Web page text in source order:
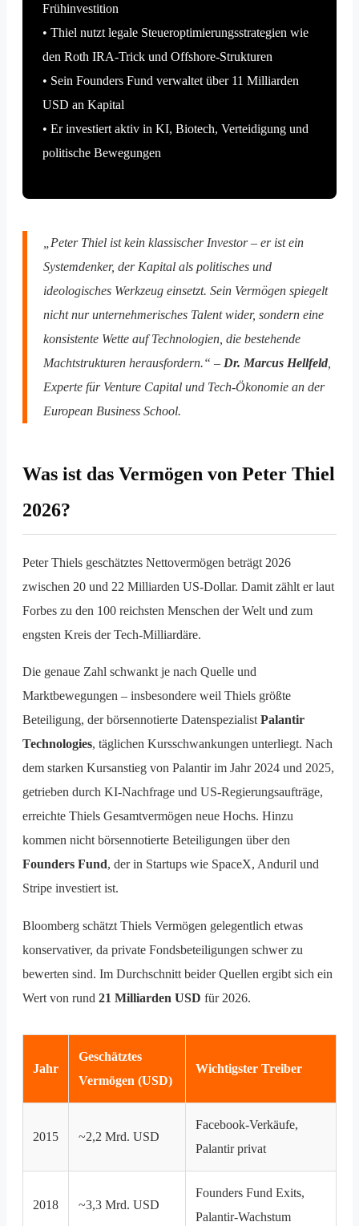
Frühinvestition
• Thiel nutzt legale Steueroptimierungsstrategien wie
den Roth IRA-Trick und Offshore-Strukturen
• Sein Founders Fund verwaltet über 11 Milliarden
USD an Kapital
• Er investiert aktiv in KI, Biotech, Verteidigung und
politische Bewegungen
„Peter Thiel ist kein klassischer Investor – er ist ein
Systemdenker, der Kapital als politisches und
ideologisches Werkzeug einsetzt. Sein Vermögen spiegelt
nicht nur unternehmerisches Talent wider, sondern eine
konsistente Wette auf Technologien, die bestehende
Machtstrukturen herausfordern.“ – Dr. Marcus Hellfeld
Experte für Venture Capital und Tech-Ökonomie an der
European Business School.
Was ist das Vermögen von Peter Thiel
2026?
Peter Thiels geschätztes Nettovermögen beträgt 2026
zwischen 20 und 22 Milliarden US-Dollar. Damit zählt er laut
Forbes zu den 100 reichsten Menschen der Welt und zum
engsten Kreis der Tech-Milliardäre.
Die genaue Zahl schwankt je nach Quelle und
Marktbewegungen – insbesondere weil Thiels größte
Beteiligung, der börsennotierte DatenspezialistPalantir
Technologies, täglichen Kursschwankungen unterliegt. Nach
dem starken Kursanstieg von Palantir im Jahr 2024 und 2025,
getrieben durch KI-Nachfrage und US-Regierungsaufträge,
erreichte Thiels Gesamtvermögen neue Hochs. Hinzu
kommen nicht börsennotierte Beteiligungen über den
Founders Fund, der in Startups wie SpaceX, Anduril und
Stripe investiert ist.
Bloomberg schätzt Thiels Vermögen gelegentlich etwas
konservativer, da private Fondsbeteiligungen schwer zu
bewerten sind. Im Durchschnitt beider Quellen ergibt sich ein
Wert von rund 21 Milliarden USD für 2026.
Jahr
Geschätztes
Vermögen (USD)
Wichtigster Treiber
2015 ~2,2 Mrd. USD
Facebook-Verkäufe,
Palantir privat
2018 ~3,3 Mrd. USD
Founders Fund Exits,
Palantir-Wachstum